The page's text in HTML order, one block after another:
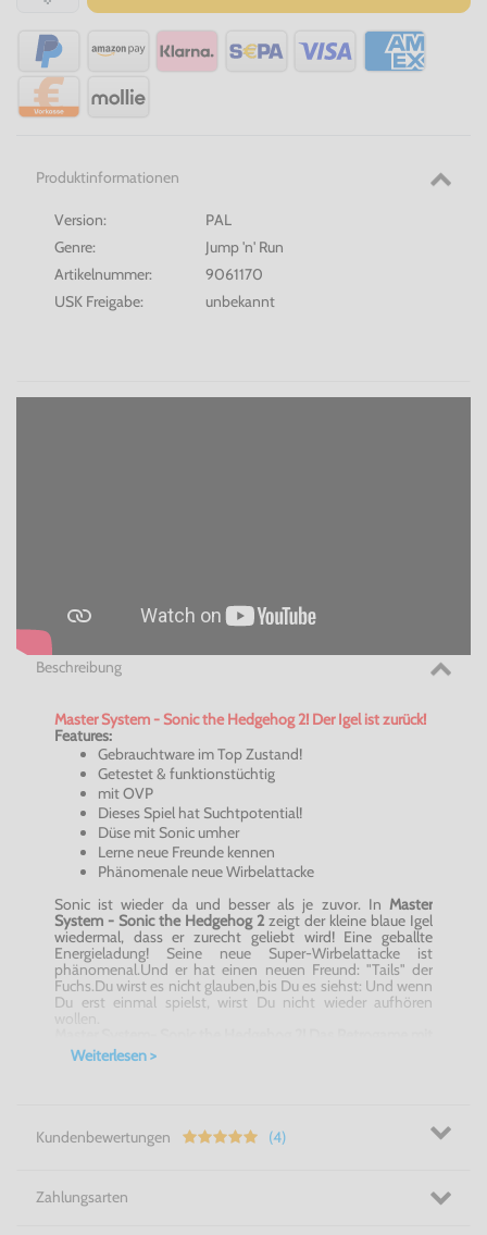
Produktinformationen
Version:
PAL
Genre:
Jump 'n' Run
Artikelnummer:
9061170
USK Freigabe:
unbekannt
Beschreibung
Master System - Sonic the Hedgehog 2! Der Igel ist zurück!
Features:
Gebrauchtware im Top Zustand!
Getestet & funktionstüchtig
mit OVP
Dieses Spiel hat Suchtpotential!
Düse mit Sonic umher
Lerne neue Freunde kennen
Phänomenale neue Wirbelattacke
Sonic ist wieder da und besser als je zuvor. In Master
System - Sonic the Hedgehog 2 zeigt der kleine blaue Igel
wiedermal, dass er zurecht geliebt wird! Eine geballte
Energieladung! Seine neue Super-Wirbelattacke ist
phänomenal.Und er hat einen neuen Freund: "Tails" der
Fuchs.Du wirst es nicht glauben,bis Du es siehst: Und wenn
Du erst einmal spielst, wirst Du nicht wieder aufhören
wollen.
Suchtfaktor!
Weiterlesen >
Kundenbewertungen (4)
Zahlungsarten